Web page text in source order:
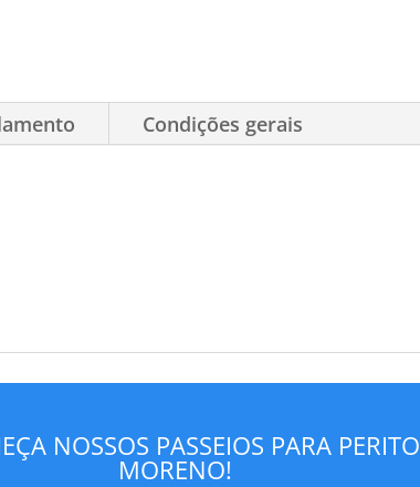
Condições gerais
NOSSOS PASSEIOS PARA PERITO
MORENO!